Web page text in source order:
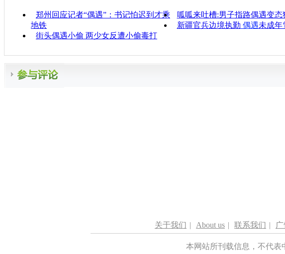
郑州回应记者“偶遇”：书记怕迟到才乘
地铁
呱呱来吐槽:男子指路偶遇变态
新疆官兵边境执勤 偶遇未成年
街头偶遇小偷 两少女反遭小偷毒打
关于我们 | About us | 联系我们 |
本网站所刊载信息，不代表